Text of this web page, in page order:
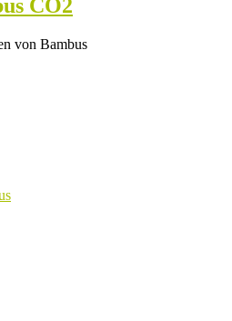
CO2
von Bambus